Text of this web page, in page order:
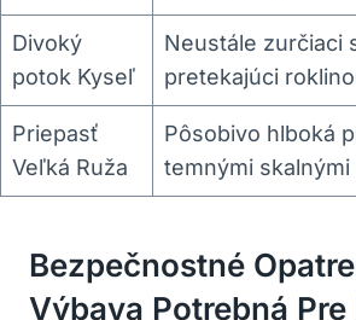
Divoký
potok Kyseľ
Neustále zurčiaci
pretekajúci
Priepasť
Veľká Ruža
Pôsobivo hlboká
temnými skalnými
Bezpečnostné
Výbava Potrebná Pre